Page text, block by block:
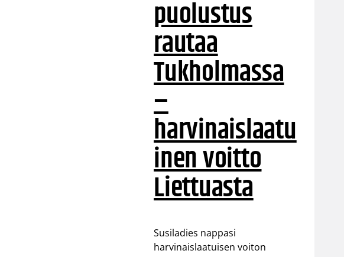
puolustus
rautaa
Tukholmassa
–
harvinaislaatu
inen voitto
Liettuasta
Susiladies nappasi
harvinaislaatuisen voiton